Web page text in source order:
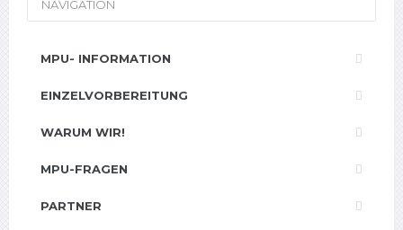
NAVIGATION
MPU- INFORMATION
EINZELVORBEREITUNG
WARUM WIR!
MPU-FRAGEN
PARTNER